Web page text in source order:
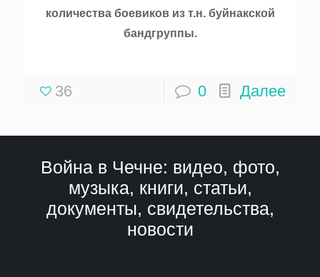
количества боевиков из т.н. буйнакской
бандгруппы.
36 0 Далее
Война в Чечне: видео, фото,
музыка, книги, статьи,
документы, свидетельства,
новости